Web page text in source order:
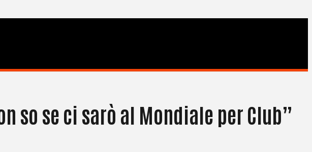
so se ci sarò al Mondiale per Club”